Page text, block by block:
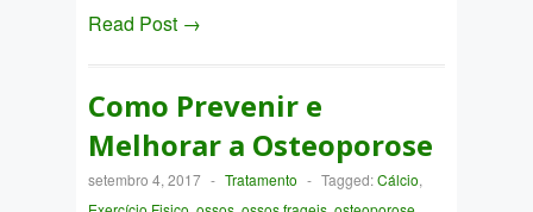
Read Post →
Como Prevenir e
Melhorar a Osteoporose
setembro 4, 2017 - Tratamento - Tagged:Cálcio,